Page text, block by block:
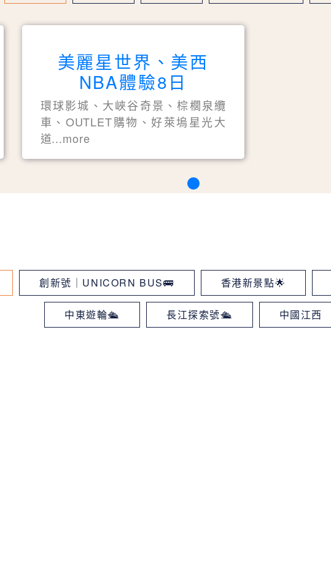
美麗星世界、美西
NBA體驗8日
環球影城、大峽谷奇景、棕櫚泉纜
車、OUTLET購物、好萊塢星光大
道...more
創新號｜UNICORN BUS🚌 香港新景點🌟
中東遊輪🛳 長江探索號🛳 中國江西